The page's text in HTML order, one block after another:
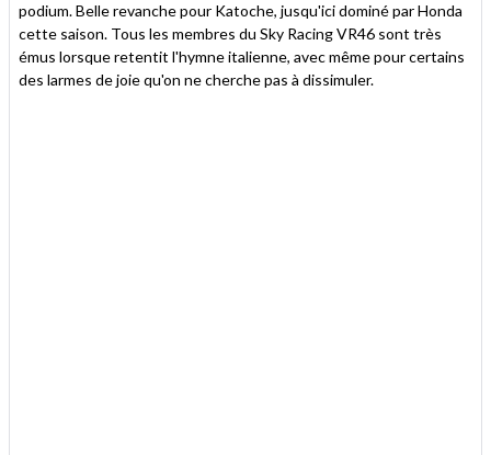
podium. Belle revanche pour Katoche, jusqu'ici dominé par Honda
cette saison. Tous les membres du Sky Racing VR46 sont très
émus lorsque retentit l'hymne italienne, avec même pour certains
des larmes de joie qu'on ne cherche pas à dissimuler.